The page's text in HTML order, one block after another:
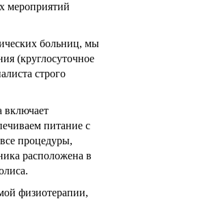
мероприятий
больниц, мы
(круглосуточное
строго
включает
питание с
процедуры,
расположена в
физиотерапии,